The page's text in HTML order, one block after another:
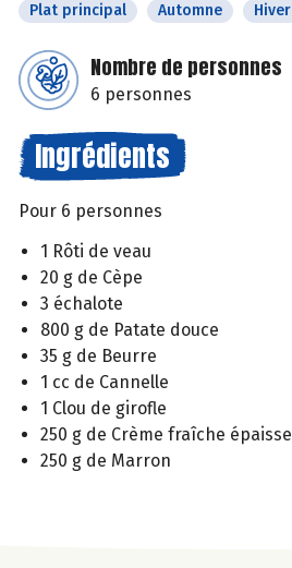
Plat principal Automne Hiver
Nombre de personnes
6 personnes
Ingrédients
Pour 6 personnes
1 Rôti de veau
20 g de Cèpe
3 échalote
800 g de Patate douce
35 g de Beurre
1 cc de Cannelle
1 Clou de girofle
250 g de Crème fraîche épaisse
250 g de Marron